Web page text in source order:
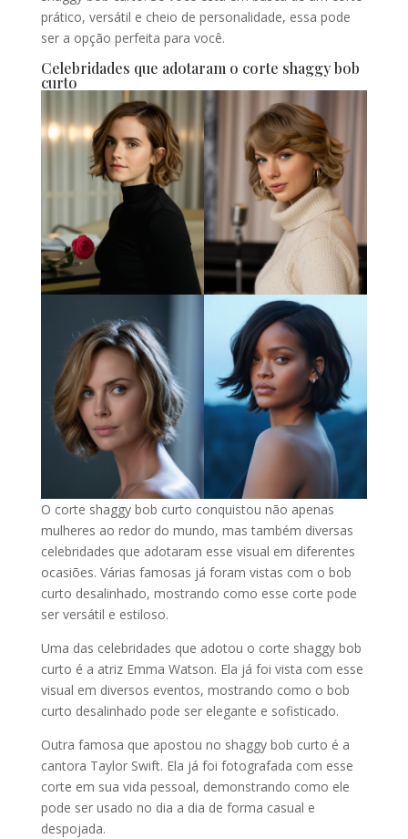
prático, versátil e cheio de personalidade, essa pode
ser a opção perfeita para você.
Celebridades que adotaram o corte shaggy bob
curto
O corte shaggy bob curto conquistou não apenas
mulheres ao redor do mundo, mas também diversas
celebridades que adotaram esse visual em diferentes
ocasiões. Várias famosas já foram vistas com o bob
curto desalinhado, mostrando como esse corte pode
ser versátil e estiloso.
Uma das celebridades que adotou o corte shaggy bob
curto é a atriz Emma Watson. Ela já foi vista com esse
visual em diversos eventos, mostrando como o bob
curto desalinhado pode ser elegante e sofisticado.
Outra famosa que apostou no shaggy bob curto é a
cantora Taylor Swift. Ela já foi fotografada com esse
corte em sua vida pessoal, demonstrando como ele
pode ser usado no dia a dia de forma casual e
despojada.